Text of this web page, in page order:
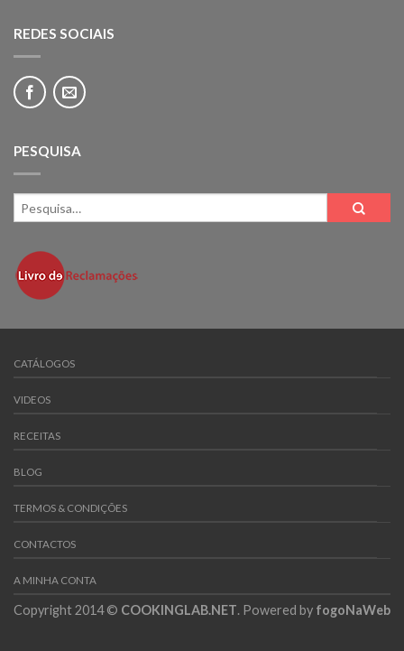
REDES SOCIAIS
PESQUISA
CATÁLOGOS
VIDEOS
RECEITAS
BLOG
TERMOS & CONDIÇÕES
CONTACTOS
A MINHA CONTA
Copyright 2014 © COOKINGLAB.NET. Powered by fogoNaWeb